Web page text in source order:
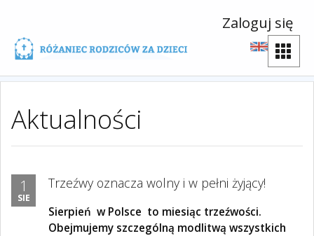
Zaloguj się
Aktualności
1
SIE
Trzeźwy oznacza wolny i w pełni żyjący!
Sierpień w Polsce to miesiąc trzeźwości.
Obejmujemy szczególną modlitwą wszystkich